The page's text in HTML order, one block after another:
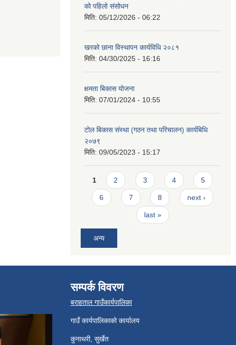
को पहिलो संसोधन
मिति: 05/12/2026 - 06:22
खरको छाना विस्थापन कार्यविधि २०८१
मिति: 04/30/2025 - 16:16
क्षमता बिकास योजना
मिति: 07/01/2024 - 10:55
टोल बिकास संस्था (गठन तथा परिचालन) कार्यबिधि
२०७९
मिति: 09/05/2023 - 15:17
Pages
1 2 3 4 5
6 7 8 next ›
last »
अन्य
सम्पर्क विवरण
बराहताल गाउँकार्यपालिका
गाउँ कार्यपालिकाको कार्यालय
कुनाथरी, सुर्खेत